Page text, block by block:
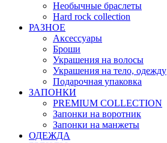
Необычные браслеты
Hard rock collection
РАЗНОЕ
Аксессуары
Броши
Украшения на волосы
Украшения на тело, одежду
Подарочная упаковка
ЗАПОНКИ
PREMIUM COLLECTION
Запонки на воротник
Запонки на манжеты
ОДЕЖДА